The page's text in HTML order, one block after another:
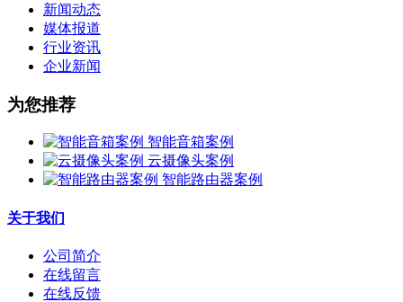
新闻动态
媒体报道
行业资讯
企业新闻
为您推荐
智能音箱案例
云摄像头案例
智能路由器案例
关于我们
公司简介
在线留言
在线反馈